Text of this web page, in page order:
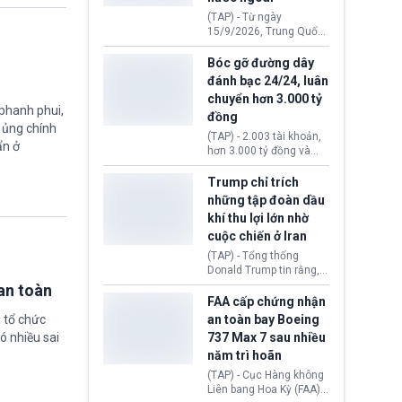
phui,
chính
ở
toàn
tổ chức
nhiều sai
đến ổ dịch Salmonella
khiến ít nhất 110 người
mắc bệnh tại bang
Minnesota.
(TAP) - Từ ngày
15/9/2026, Trung Quốc
áp dụng quy định mới về
quản lý xuất nhập cảnh.
Một hành vi vi phạm giấy
tờ, xuất nhập cảnh trái
phép hay liên quan kiểm
soát công nghệ có thể
khiến công dân Trung
Quốc đối mặt lệnh cấm
xuất cảnh kéo dài tới 3
năm. Trong khi đó, người
nước ngoài sử dụng giấy
tờ giả có nguy cơ bị từ
chối nhập cảnh hoặc
cấm vào Trung Quốc tới
5 năm.
Bóc gỡ đường dây
đánh bạc 24/24, luân
chuyển hơn 3.000 tỷ
đồng
(TAP) - 2.003 tài khoản,
hơn 3.000 tỷ đồng và
một đường dây đánh
bạc xuyên quốc gia vận
hành 24/24 giờ vừa bị
Công an TP. Hải Phòng
(Việt Nam) bóc gỡ.
Trump chỉ trích
những tập đoàn dầu
khí thu lợi lớn nhờ
cuộc chiến ở Iran
(TAP) - Tổng thống
Donald Trump tin rằng, 2
tập đoàn dầu khí
ExxonMobil và Chevron
đã thu về lợi nhuận quá
lớn nhờ giá dầu tăng
mạnh suốt thời gian Hoa
Kỳ xảy ra xung đột ở
Iran. Trên cơ sở đó, lãnh
đạo Nhà Trắng kêu gọi
các doanh nghiệp cần
FAA cấp chứng nhận
an toàn bay Boeing
737 Max 7 sau nhiều
năm trì hoãn
(TAP) - Cục Hàng không
Liên bang Hoa Kỳ (FAA)